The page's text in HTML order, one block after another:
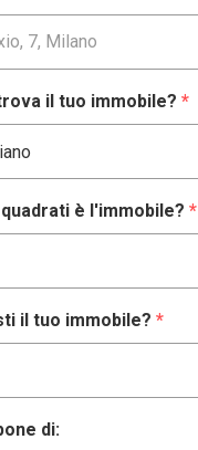
il tuo immobile? *
è l'immobile? *
il tuo immobile? *
di: